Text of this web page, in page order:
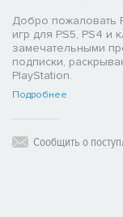
Добро пожаловать
игр для PS5, PS4 и
замечательными
подписки,
PlayStation.
Подробнее
Сообщить о